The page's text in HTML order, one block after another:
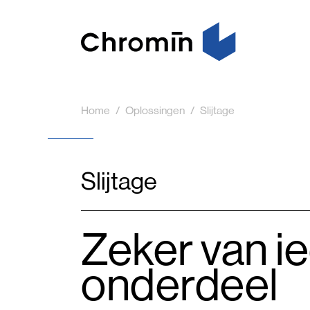
Home Oplossingen Slijtage
Slijtage
Zeker van
onderdeel